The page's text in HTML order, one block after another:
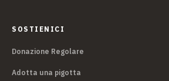
SOSTIENICI
Donazione Regolare
Adotta una pigotta